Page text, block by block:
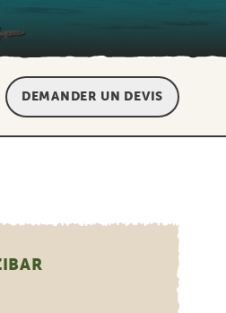
DEMANDER UN DEVIS